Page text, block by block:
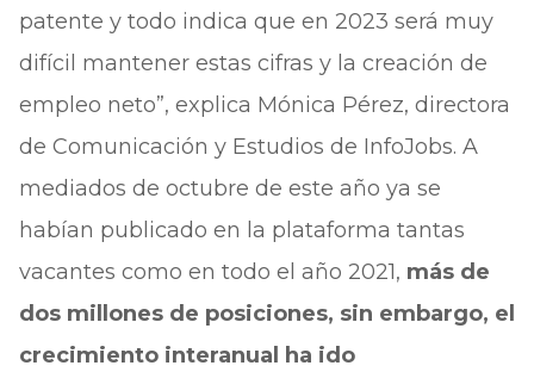
patente y todo indica que en 2023 será muy
difícil mantener estas cifras y la creación de
empleo neto”, explica Mónica Pérez, directora
de Comunicación y Estudios de InfoJobs. A
mediados de octubre de este año ya se
habían publicado en la plataforma tantas
vacantes como en todo el año 2021, más de
dos millones de posiciones, sin embargo, el
crecimiento interanual ha ido